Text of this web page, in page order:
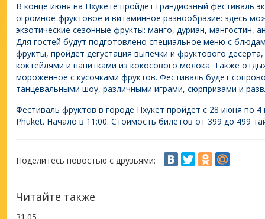
В конце июня на Пхукете пройдет грандиозный фестиваль
огромное фруктовое и витаминное разнообразие: здесь
экзотические сезонные фрукты: манго, дуриан, мангостин,
Для гостей будут подготовлено специальное меню с
фрукты, пройдет дегустация выпечки и фруктового
коктейлями и напитками из кокосового молока. Также
мороженное с кусочками фруктов. Фестиваль будет
танцевальными шоу, различными играми, сюрпризами и
Фестиваль фруктов в городе Пхукет пройдет с 28 июня по
Phuket. Начало в 11:00. Стоимость билетов от 399 до 499
Поделитесь новостью с друзьями:
Читайте также